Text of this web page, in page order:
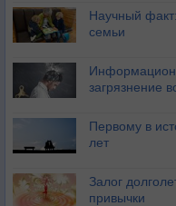
Научный
семьи
загрязнение
Первому в
лет
Залог
привычки